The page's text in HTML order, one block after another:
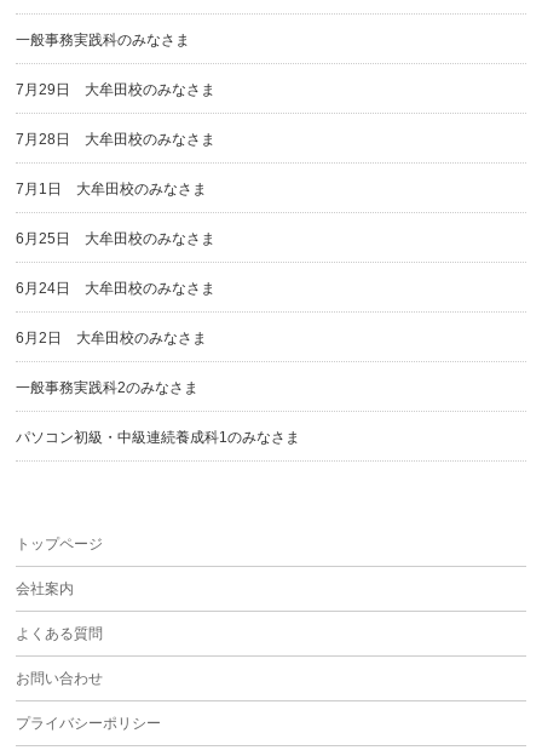
一般事務実践科のみなさま
7月29日 大牟田校のみなさま
7月28日 大牟田校のみなさま
7月1日 大牟田校のみなさま
6月25日 大牟田校のみなさま
6月24日 大牟田校のみなさま
6月2日 大牟田校のみなさま
一般事務実践科2のみなさま
パソコン初級・中級連続養成科1のみなさま
トップページ
会社案内
よくある質問
お問い合わせ
プライバシーポリシー